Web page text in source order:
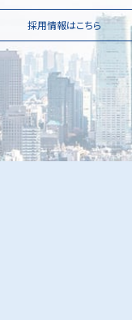
採用情報はこちら